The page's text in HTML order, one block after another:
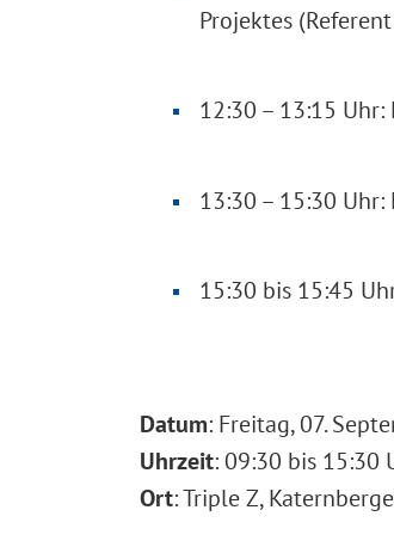
Projektes
12:30 – 13:15
13:30 – 15:30
15:30 bis 15:45
Datum: Freitag, 07.
Uhrzeit: 09:30 bis 15:30
Ort: Triple Z,